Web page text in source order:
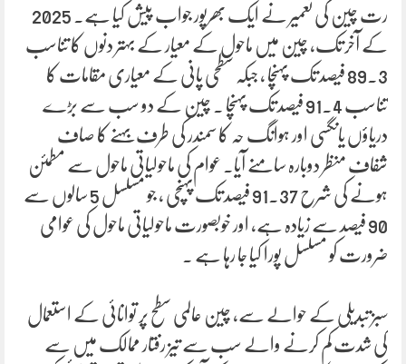
رت چین کی تعمیر نے ایک بھرپور جواب پیش کیا ہے۔ 2025
کے آخر تک، چین میں ماحول کے معیار کے بہتر دنوں کا تناسب
89.3 فیصد تک پہنچا ، جبکہ سطحی پانی کے معیاری مقامات کا
تناسب 91.4 فیصد تک پہنچا ۔ چین کے دو سب سے بڑے
دریاؤں یانگسی اور ہوانگ حہ کا سمندر کی طرف بہنے کا صاف
شفاف منظر دوبارہ سامنے آیا۔ عوام کی ماحولیاتی ماحول سے مطمئن
ہونے کی شرح 91.37 فیصد تک پہنچی ، جو مسلسل 5 سالوں سے
90 فیصد سے زیادہ ہے، اور خوبصورت ماحولیاتی ماحول کی عوامی
ضرورت کو مسلسل پورا کیا جا رہا ہے ۔
سبز تبدیلی کے حوالے سے، چین عالمی سطح پر توانائی کے استعمال
کی شدت کم کرنے والے سب سے تیز رفتار ممالک میں سے